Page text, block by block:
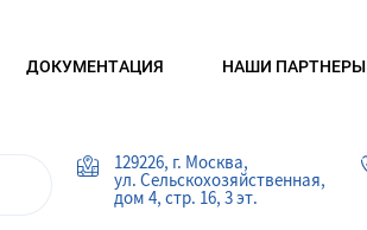
ДОКУМЕНТАЦИЯ НАШИ ПАРТНЕРЫ
129226, г. Москва,
ул. Сельскохозяйственная,
дом 4, стр. 16, 3 эт.